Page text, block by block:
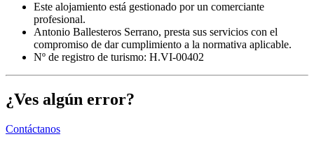
Este alojamiento está gestionado por un comerciante
profesional.
Antonio Ballesteros Serrano, presta sus servicios con el
compromiso de dar cumplimiento a la normativa aplicable.
Nº de registro de turismo: H.VI-00402
¿Ves algún error?
Contáctanos